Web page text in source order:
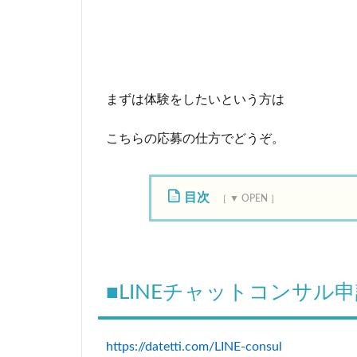
まずは体験をしたいという方は
こちらの応募の仕方でどうぞ。
目次
I
N
E
ャ
■LINEチャットコンサル
https://datetti.com/LINE-consul